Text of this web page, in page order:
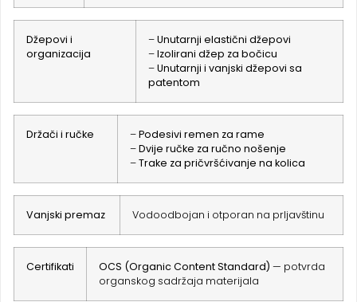
Džepovi i
organizacija
–Unutarnji elastični džepovi
–Izolirani džep za bočicu
–Unutarnji i vanjski džepovi sa
patentom
Držači i ručke –Podesivi remen za rame
–Dvije ručke za ručno nošenje
–Trake za pričvršćivanje na kolica
Vanjski premaz Vodoodbojan i otporan na prljavštinu
Certifikati OCS (Organic Content Standard) — potvrda
organskog sadržaja materijala